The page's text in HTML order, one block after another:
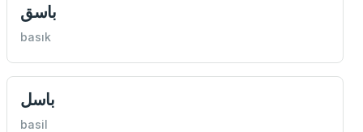
باسق
basık
باسل
basil